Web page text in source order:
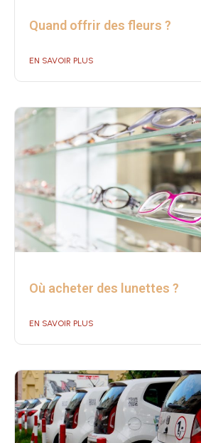
Quand offrir des fleurs ?
EN SAVOIR PLUS
Où acheter des lunettes ?
EN SAVOIR PLUS